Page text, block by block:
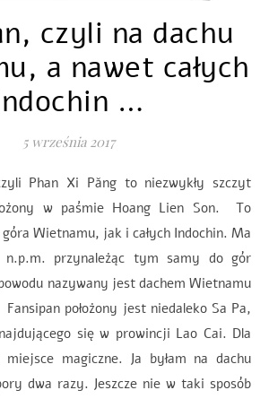
czyli na dachu
a nawet całych
…
5 września 2017
Phan Xi Păng to niezwykły szczyt
w paśmie Hoang Lien Son. To
Wietnamu, jak i całych Indochin. Ma
n.p.m. przynależąc tym samy do gór
nazywany jest dachem Wietnamu
położony jest niedaleko Sa Pa,
się w prowincji Lao Cai. Dla
magiczne. Ja byłam na dachu
dwa razy. Jeszcze nie w taki sposób